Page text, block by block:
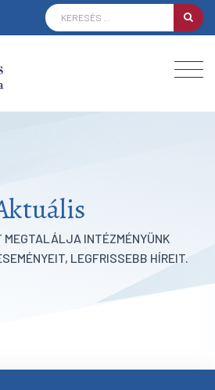
MEGTALÁLJA INTÉZMÉNYÜNK
LEGFRISSEBB HÍREIT.